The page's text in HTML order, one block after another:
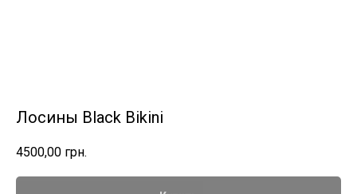
Лосины Black Bikini
4500,00 грн.